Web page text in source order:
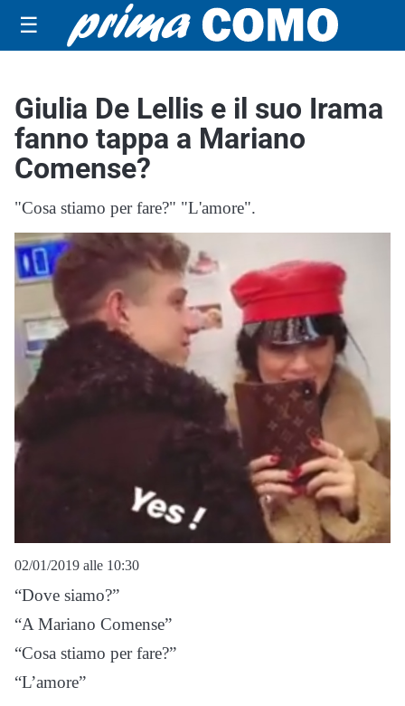
☰
Giulia De Lellis e il suo Irama
fanno tappa a Mariano
Comense?
"Cosa stiamo per fare?" "L'amore".
02/01/2019 alle 10:30
“Dove siamo?”
“A Mariano Comense”
“Cosa stiamo per fare?”
“L’amore”